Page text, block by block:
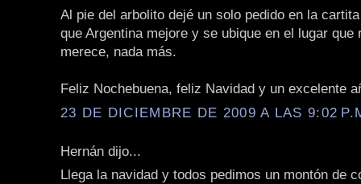
Al pie del arbolito dejé un solo pedido en la
que Argentina mejore y se ubique en el lugar que
merece, nada más.
Feliz Nochebuena, feliz Navidad y un excelente
23 DE DICIEMBRE DE 2009 A LAS 9:02
Hernán dijo...
Llega la navidad y todos pedimos un montón de